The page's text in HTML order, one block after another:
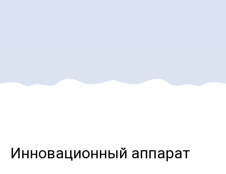
Инновационный аппарат